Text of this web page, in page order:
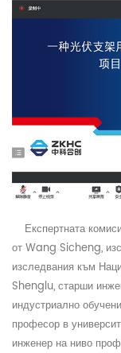
Експертната
от Wang Sicheng,
изследвания към
Shenglu, старши
индустриално
професор в
инженер на ниво